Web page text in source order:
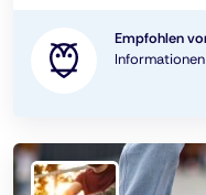
Empfohlen